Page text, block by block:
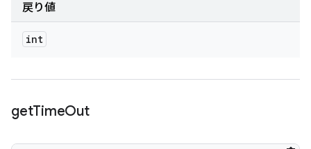
戻り値
int
getTimeOut